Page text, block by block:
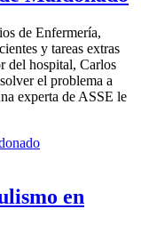
de Enfermería,
y tareas extras
del hospital, Carlos
el problema a
experta de ASSE le
en